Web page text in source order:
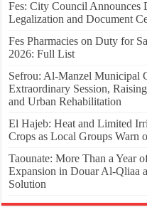
Fes: City Council Announces
Legalization and Document
Fes Pharmacies on Duty for
2026: Full List
Sefrou: Al-Manzel Municipal
Extraordinary Session,
and Urban Rehabilitation
El Hajeb: Heat and Limited
Crops as Local Groups Warn
Taounate: More Than a Year
Expansion in Douar Al-Qliaa
Solution